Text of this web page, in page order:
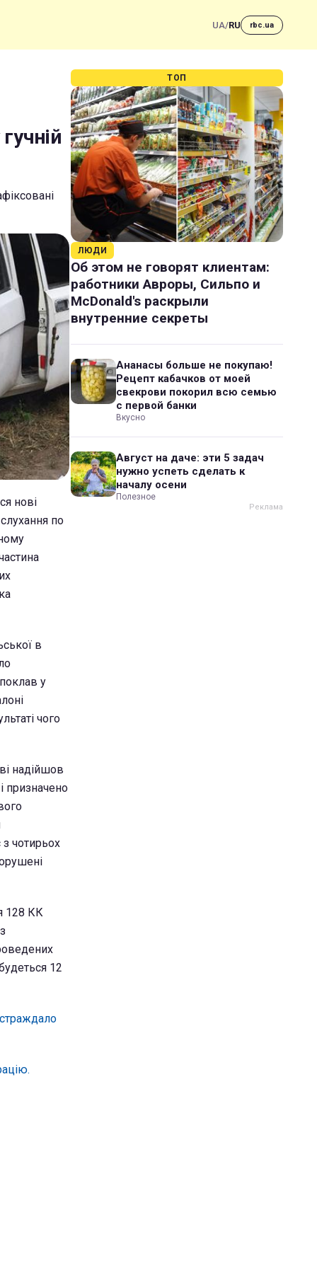
UA/RU rbc.ua
нові
по
в
у
чого
надійшов
призначено
чотирьох
128 КК
12
ТОП
ЛЮДИ
Об этом не говорят клиентам:
работники Авроры, Сильпо и
McDonald's раскрыли
внутренние секреты
Ананасы больше не покупаю!
Рецепт кабачков от моей
свекрови покорил всю семью
с первой банки
Вкусно
Август на даче: эти 5 задач
нужно успеть сделать к
началу осени
Полезное